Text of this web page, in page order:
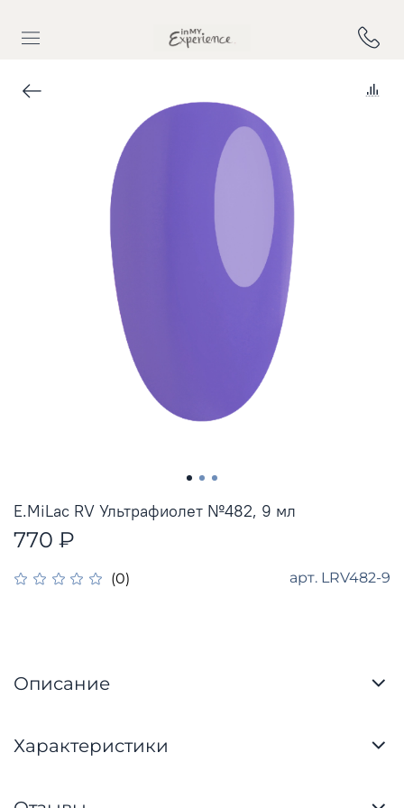
(0) арт. LRV482-9
E.MiLac RV Ультрафиолет №482, 9 мл
770 ₽
Описание
Характеристики